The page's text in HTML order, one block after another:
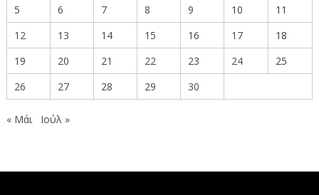
5
6 7 8 9 10
11
12
13 14 15 16 17
18
19
20 21 22 23 24
25
26
27 28 29 30
« Μάι Ιούλ »